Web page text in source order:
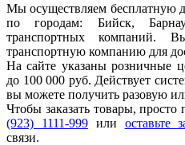
Мы осуществляем бесплатную
по городам: Бийск,
транспортных компаний.
транспортную компанию для
На сайте указаны розничные
до 100 000 руб. Действует
вы можете получить разовую
Чтобы заказать товары,
(923) 1111-999или оставьте
связи.